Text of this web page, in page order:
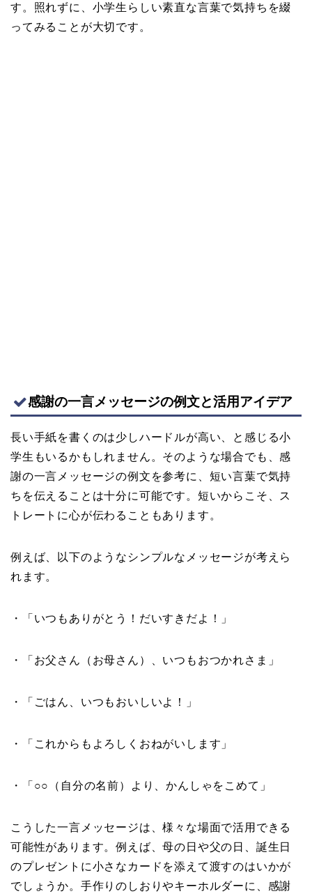
す。照れずに、小学生らしい素直な言葉で気持ちを綴
ってみることが大切です。
感謝の一言メッセージの例文と活用アイデア
長い手紙を書くのは少しハードルが高い、と感じる小
学生もいるかもしれません。そのような場合でも、感
謝の一言メッセージの例文を参考に、短い言葉で気持
ちを伝えることは十分に可能です。短いからこそ、ス
トレートに心が伝わることもあります。
例えば、以下のようなシンプルなメッセージが考えら
れます。
・「いつもありがとう！だいすきだよ！」
・「お父さん（お母さん）、いつもおつかれさま」
・「ごはん、いつもおいしいよ！」
・「これからもよろしくおねがいします」
・「○○（自分の名前）より、かんしゃをこめて」
こうした一言メッセージは、様々な場面で活用できる
可能性があります。例えば、母の日や父の日、誕生日
のプレゼントに小さなカードを添えて渡すのはいかが
でしょうか。手作りのしおりやキーホルダーに、感謝